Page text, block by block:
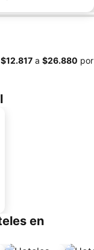
‎$12.817 a ‎$26.880 por
en